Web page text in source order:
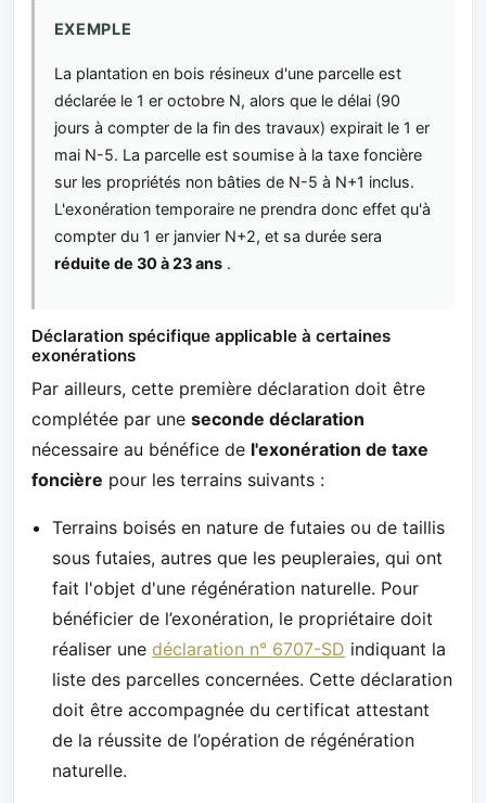
EXEMPLE
La plantation en bois résineux d'une parcelle est
déclarée le 1 er octobre N, alors que le délai (90
jours à compter de la fin des travaux) expirait le 1 er
mai N-5. La parcelle est soumise à la taxe foncière
sur les propriétés non bâties de N-5 à N+1 inclus.
L'exonération temporaire ne prendra donc effet qu'à
compter du 1 er janvier N+2, et sa durée sera
réduite de 30 à 23 ans.
Déclaration spécifique applicable à certaines
exonérations
Par ailleurs, cette première déclaration doit être
complétée par une seconde déclaration
nécessaire au bénéfice de l'exonération de taxe
foncière pour les terrains suivants :
Terrains boisés en nature de futaies ou de taillis
sous futaies, autres que les peupleraies, qui ont
fait l'objet d'une régénération naturelle. Pour
bénéficier de l’exonération, le propriétaire doit
réaliser unedéclaration n° 6707-SD indiquant la
liste des parcelles concernées. Cette déclaration
doit être accompagnée du certificat attestant
de la réussite de l’opération de régénération
naturelle.